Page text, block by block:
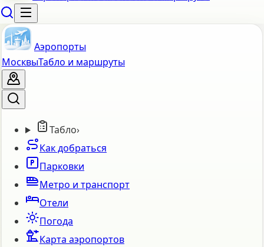
Аэропорты
МосквыТабло и маршруты
Табло›
Как добраться
Парковки
Метро и транспорт
Отели
Погода
Карта аэропортов